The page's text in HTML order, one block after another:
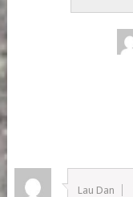
Lau Dan